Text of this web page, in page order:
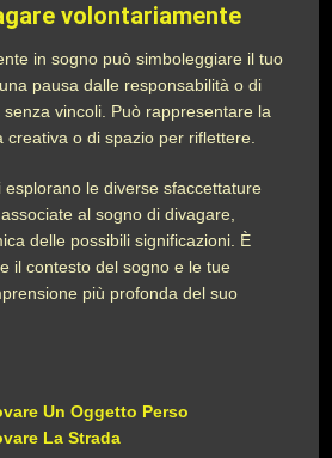
volontariamente
in sogno può simboleggiare il tuo
pausa dalle responsabilità o di
vincoli. Può rappresentare la
o di spazio per riflettere.
le diverse sfaccettature
al sogno di divagare,
delle possibili significazioni. È
il contesto del sogno e le tue
più profonda del suo
Un Oggetto Perso
La Strada